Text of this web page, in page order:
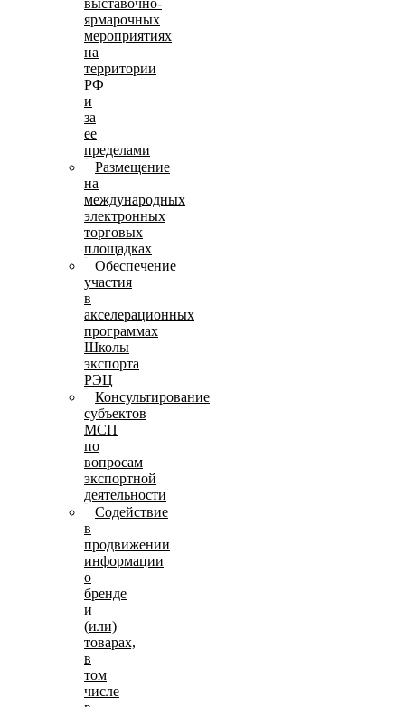
выставочно-
ярмарочных
мероприятиях
на
территории
РФ
и
за
ее
пределами
Размещение
на
международных
электронных
торговых
площадках
Обеспечение
участия
в
акселерационных
программах
Школы
экспорта
РЭЦ
Консультирование
субъектов
МСП
по
вопросам
экспортной
деятельности
Содействие
в
продвижении
информации
о
бренде
и
(или)
товарах,
в
том
числе